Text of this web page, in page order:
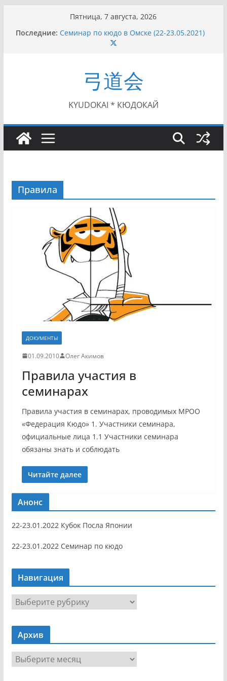
содержимому
Пятница, 7 августа, 2026
Последние: Семинар по кюдо в Омске (22-23.05.2021)
Чемпионат Росcии, Дёмино (2-5.09.2021)
II Кубок Посла Японии в России по Кюдо,
Орёл (25.07.2021)
I этап Кубка Московской области по Кюдо /
Сейдокан II (27.06.2021)
弓道会
KYUDOKAI * КЮДОКАЙ
Правила
ДОКУМЕНТЫ
01.09.2010 Олег Акимов
Правила участия в
семинарах
Правила участия в семинарах, проводимых МРОО
«Федерация Кюдо» 1. Участники семинара,
официальные лица 1.1 Участники семинара
обязаны знать и соблюдать
Читайте далее
Анонс
22-23.01.2022 Кубок Посла Японии
22-23.01.2022 Семинар по кюдо
Навигация
Н
а
в
г
Архив
р